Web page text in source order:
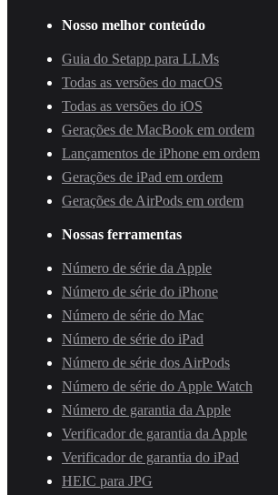
Nosso melhor conteúdo
Guia do Setapp para LLMs
Todas as versões do macOS
Todas as versões do iOS
Gerações de MacBook em ordem
Lançamentos de iPhone em ordem
Gerações de iPad em ordem
Gerações de AirPods em ordem
Nossas ferramentas
Número de série da Apple
Número de série do iPhone
Número de série do Mac
Número de série do iPad
Número de série dos AirPods
Número de série do Apple Watch
Número de garantia da Apple
Verificador de garantia da Apple
Verificador de garantia do iPad
HEIC para JPG